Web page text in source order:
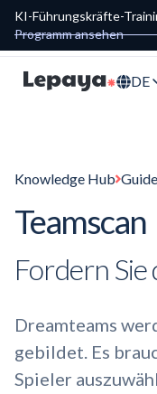
KI-Führungskräfte-
Programm ansehen
DE
Knowledge Hub
Teamscan
Fordern Sie
Dreamteams
gebildet. Es
Spieler